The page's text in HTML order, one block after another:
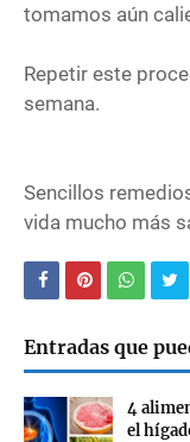
tomamos aún
Repetir este
semana.
Sencillos
vida mucho más
Entradas que
4
el